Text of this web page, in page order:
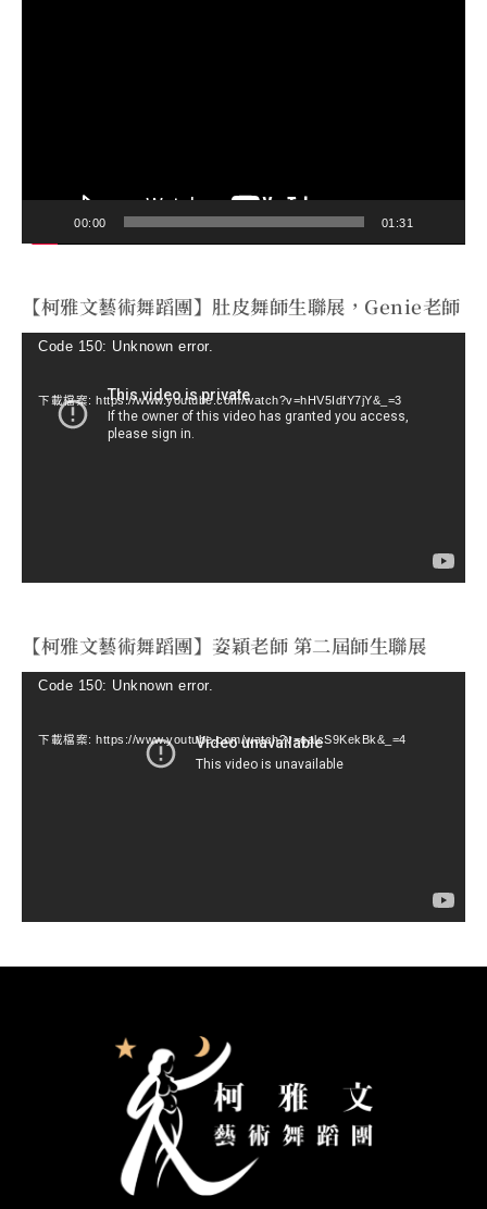
00:00 01:31
【柯雅文藝術舞蹈團】肚皮舞師生聯展，Genie老師
視Code 150: Unknown error.
下載檔案: https://www.youtube.com/watch?v=hHV5IdfY7jY&_=3
【柯雅文藝術舞蹈團】姿穎老師 第二屆師生聯展
視Code 150: Unknown error.
下載檔案: https://www.youtube.com/watch?v=ealcS9KekBk&_=4